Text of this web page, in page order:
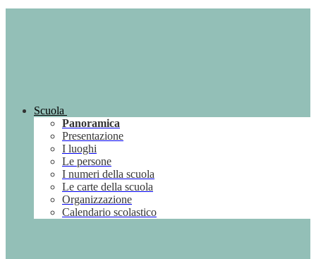
Scuola
Panoramica
Presentazione
I luoghi
Le persone
I numeri della scuola
Le carte della scuola
Organizzazione
Calendario scolastico